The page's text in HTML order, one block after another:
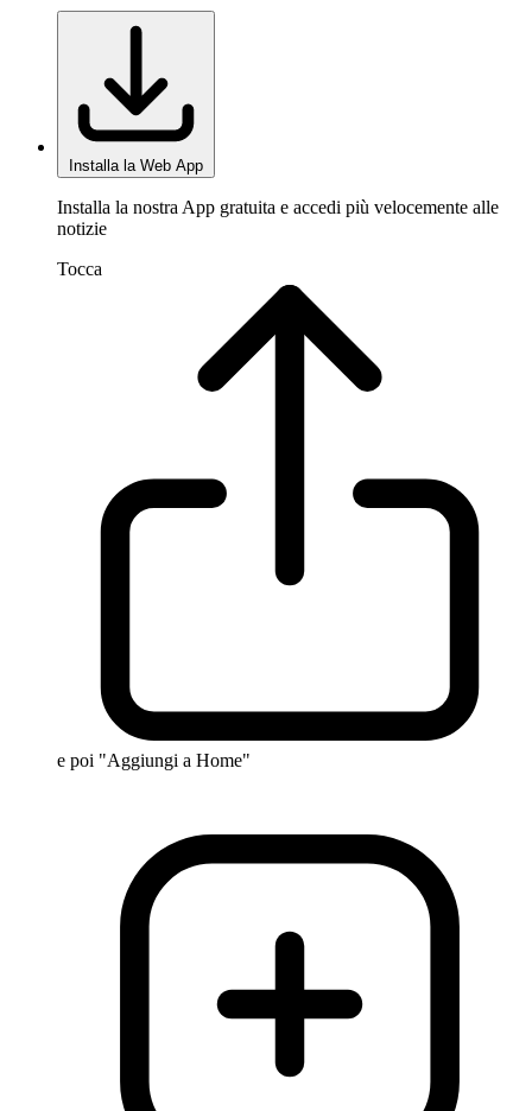
Installa la Web App
Installa la nostra App gratuita e accedi più velocemente alle
notizie
Tocca
e poi "Aggiungi a Home"